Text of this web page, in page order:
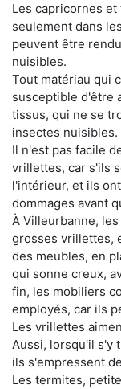
Les capricornes
seulement dans
peuvent être
nuisibles.
Tout matériau qui
susceptible d'être
tissus, qui ne se
insectes nuisibles.
Il n'est pas facile
vrillettes, car s'ils
l'intérieur, et ils
dommages avant
À Villeurbanne,
grosses vrillettes,
des meubles, en
qui sonne creux,
fin, les mobiliers
employés, car ils
Les vrillettes
Aussi, lorsqu'il s'y
ils s'empressent
Les termites,